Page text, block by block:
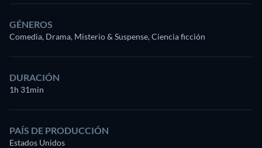
GÉNEROS
Comedia, Drama, Misterio & Suspense, Ciencia ficción
DURACIÓN
1h 31min
PAÍS DE PRODUCCIÓN
Estados Unidos